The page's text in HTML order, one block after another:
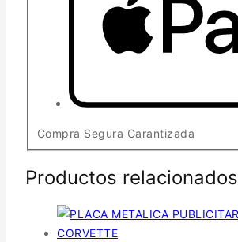
Compra Segura Garantizada
Productos relacionados